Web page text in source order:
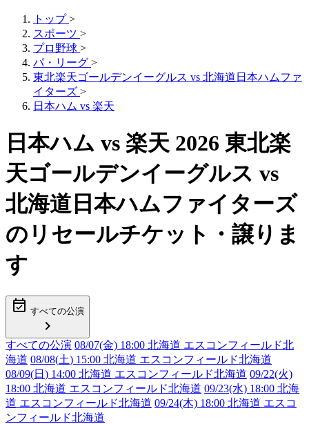
トップ >
スポーツ >
プロ野球 >
パ・リーグ >
東北楽天ゴールデンイーグルス vs 北海道日本ハムファ
イターズ >
日本ハム vs 楽天
日本ハム vs 楽天 2026 東北楽
天ゴールデンイーグルス vs
北海道日本ハムファイターズ
のリセールチケット・譲りま
す
event_available すべての公演
chevron_right
すべての公演 08/07(金) 18:00 北海道 エスコンフィールド北
海道 08/08(土) 15:00 北海道 エスコンフィールド北海道
08/09(日 ) 14:00 北海道 エスコンフィールド北海道 09/22(火)
18:00 北海道 エスコンフィールド北海道 09/23(水) 18:00 北海
道 エスコンフィールド北海道 09/24(木) 18:00 北海道 エスコ
ンフィールド北海道